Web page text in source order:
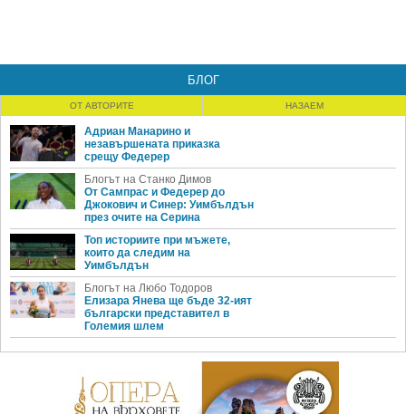
БЛОГ
ОТ АВТОРИТЕ НАЗАЕМ
Адриан Манарино и
незавършената приказка
срещу Федерер
Блогът на Станко Димов
От Сампрас и Федерер до
Джокович и Синер: Уимбълдън
през очите на Серина
Топ историите при мъжете,
които да следим на
Уимбълдън
Блогът на Любо Тодоров
Елизара Янева ще бъде 32-ият
български представител в
Големия шлем